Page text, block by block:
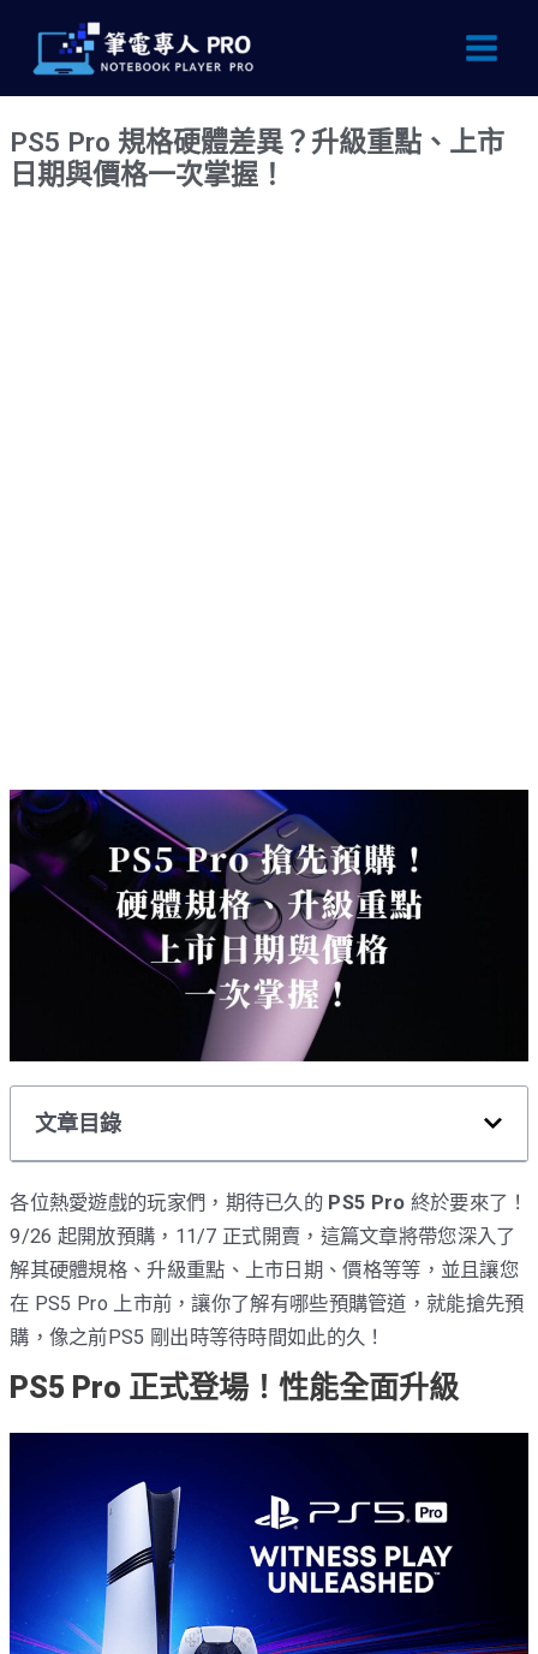
內
容
Main
PS5 Pro 規格硬體差異？升級重點、上市
日期與價格一次掌握！
文章目錄
各位熱愛遊戲的玩家們，期待已久的 PS5 Pro 終於要來了！
9/26 起開放預購，11/7 正式開賣，這篇文章將帶您深入了
解其硬體規格、升級重點、上市日期、價格等等，並且讓您
在 PS5 Pro 上市前，讓你了解有哪些預購管道，就能搶先預
購，像之前PS5 剛出時等待時間如此的久！
PS5 Pro 正式登場！性能全面升級